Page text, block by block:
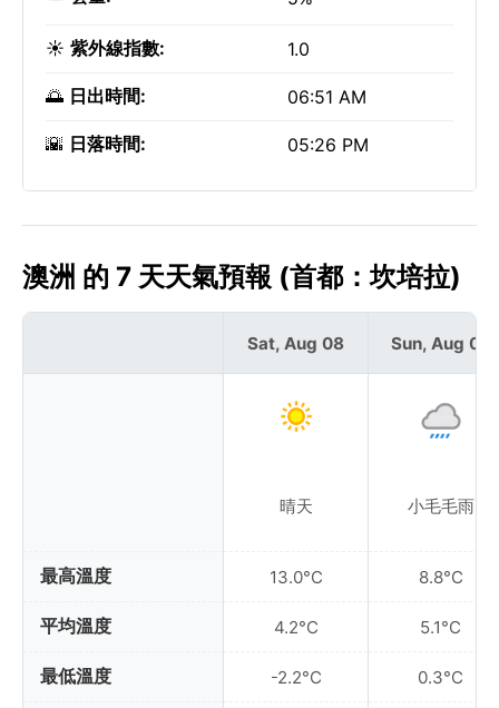
☀️ 紫外線指數: 1.0
🌅 日出時間: 06:51 AM
🌇 日落時間: 05:26 PM
澳洲 的 7 天天氣預報 (首都：坎培拉)
最高溫度
平均溫度
最低溫度
Sat, Aug 08
晴天
13.0°C
4.2°C
-2.2°C
Sun, Aug 09
小毛毛雨
8.8°C
5.1°C
0.3°C